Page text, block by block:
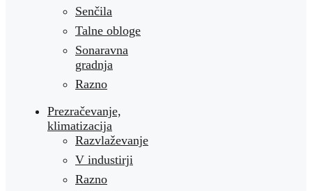
Senčila
Talne obloge
Sonaravna
gradnja
Razno
Prezračevanje,
klimatizacija
Razvlaževanje
V industirji
Razno